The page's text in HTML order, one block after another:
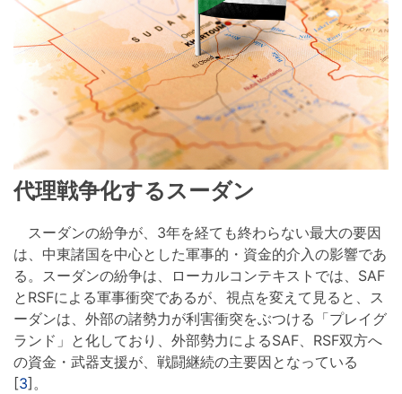
代理戦争化するスーダン
スーダンの紛争が、3年を経ても終わらない最大の要因
は、中東諸国を中心とした軍事的・資金的介入の影響であ
る。スーダンの紛争は、ローカルコンテキストでは、SAF
とRSFによる軍事衝突であるが、視点を変えて見ると、ス
ーダンは、外部の諸勢力が利害衝突をぶつける「プレイグ
ランド」と化しており、外部勢力によるSAF、RSF双方へ
の資金・武器支援が、戦闘継続の主要因となっている
[3]。